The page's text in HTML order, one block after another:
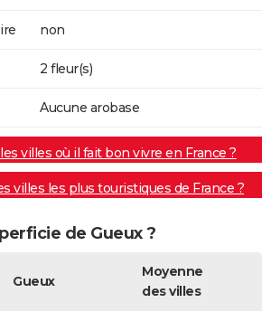
non
2 fleur(s)
Aucune arobase
villes où il fait bon vivre en France ?
villes les plus touristiques de France ?
de Gueux ?
Gueux
Moyenne
des villes